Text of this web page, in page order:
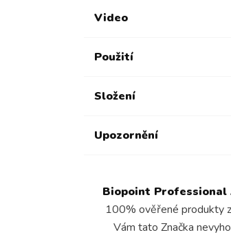
Video
Použití
Složení
Upozornění
Biopoint
100% ověřené produkty
Vám tato Značka